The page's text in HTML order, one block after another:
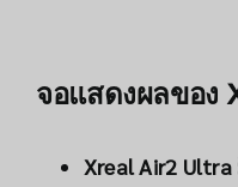
จอแสดงผลของ
Xreal Air2 Ultra